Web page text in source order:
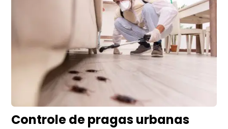
Controle de pragas urbanas